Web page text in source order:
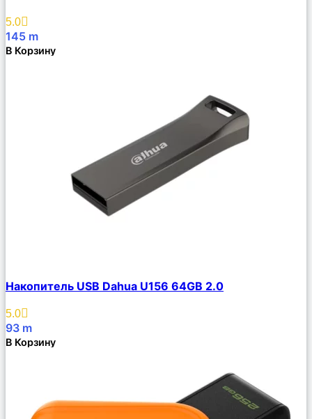
Избранное
5.0
145 m
В Корзину
Описание
Избранное
Накопитель USB Dahua U156 64GB 2.0
5.0
93 m
В Корзину